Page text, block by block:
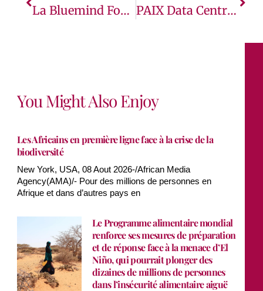
La Bluemind Foundation Et L’AIMF Lancent L’initiative « Villes Bleues » Pour Promouvoir Le Bien-Être Mental Dans Les Villes Francophones PAIX Data Centres Annonce Une Coentreprise Avec Le Fonds Souverain De Djibouti Pour La Construction D’un Centre De Données Neutre En Matière De Cloud Et De Transporteurs À Djibouti.
You Might Also Enjoy
Les Africains en première ligne face à la crise de la
biodiversité
New York, USA, 08 Aout 2026-/African Media
Agency(AMA)/- Pour des millions de personnes en
Afrique et dans d’autres pays en
Le Programme alimentaire mondial
renforce ses mesures de préparation
et de réponse face à la menace d’El
Niño, qui pourrait plonger des
dizaines de millions de personnes
dans l’insécurité alimentaire aiguë